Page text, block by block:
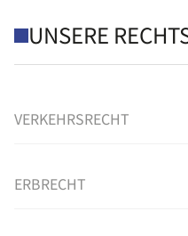
UNSERE
VERKEHRSRECHT
ERBRECHT